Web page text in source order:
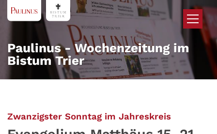
Zum Inhalt springen
Paulinus - Wochenzeitung im
Bistum Trier
Zwanzigster Sonntag im Jahreskreis: